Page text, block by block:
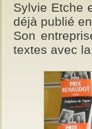
Sylvie Etche
déjà publié
Son
textes avec